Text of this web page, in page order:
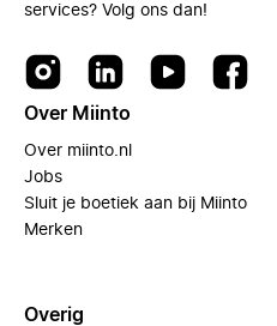
services? Volg ons dan!
Over Miinto
Over miinto.nl
Jobs
Sluit je boetiek aan bij Miinto
Merken
Overig